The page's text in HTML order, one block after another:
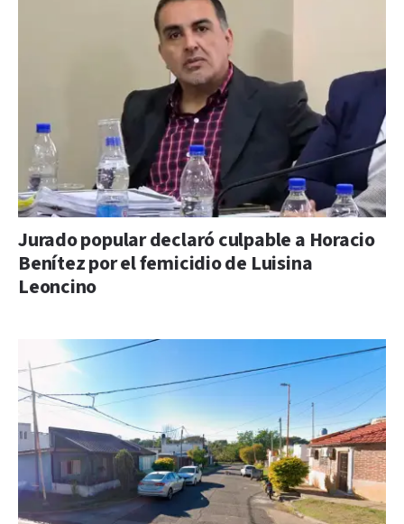
Jurado popular declaró culpable a Horacio
Benítez por el femicidio de Luisina
Leoncino